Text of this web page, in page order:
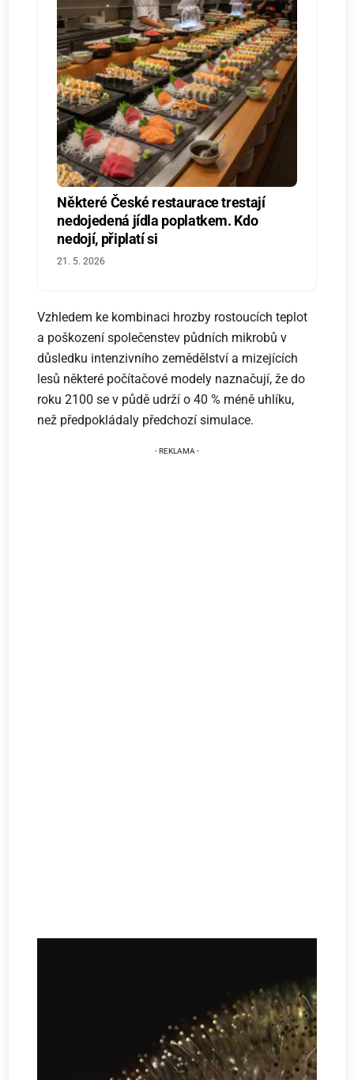
Některé České restaurace trestají
nedojedená jídla poplatkem. Kdo
nedojí, připlatí si
21. 5. 2026
Vzhledem ke kombinaci hrozby rostoucích teplot
a poškození společenstev půdních mikrobů v
důsledku intenzivního zemědělství a mizejících
lesů některé počítačové modely naznačují, že do
roku 2100 se v půdě udrží o 40 % méně uhlíku,
než předpokládaly předchozí simulace.